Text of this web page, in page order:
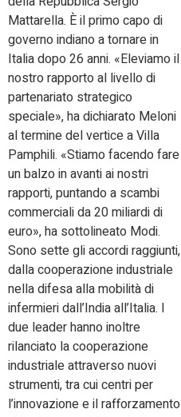
Mattarella. È il primo capo di
governo indiano a tornare in
Italia dopo 26 anni. «Eleviamo il
nostro rapporto al livello di
partenariato strategico
speciale», ha dichiarato Meloni
al termine del vertice a Villa
Pamphili. «Stiamo facendo fare
un balzo in avanti ai nostri
rapporti, puntando a scambi
commerciali da 20 miliardi di
euro», ha sottolineato Modi.
Sono sette gli accordi raggiunti,
dalla cooperazione industriale
nella difesa alla mobilità di
infermieri dall’India all’Italia. I
due leader hanno inoltre
rilanciato la cooperazione
industriale attraverso nuovi
strumenti, tra cui centri per
l’innovazione e il rafforzamento